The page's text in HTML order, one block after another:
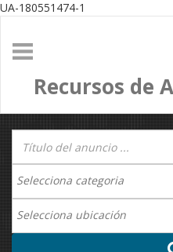
UA-180551474-1
Recursos de